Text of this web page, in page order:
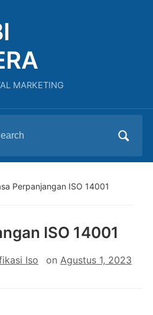
MARKETING
Perpanjangan ISO 14001
ISO 14001
Iso on Agustus 1, 2023